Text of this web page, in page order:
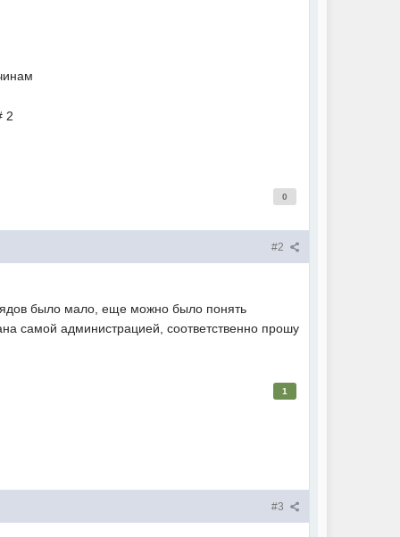
2
0
#2
было мало, еще можно было понять
самой администрацией, соответственно прошу
1
#3